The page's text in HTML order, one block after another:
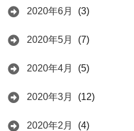
2020年6月 (3)
2020年5月 (7)
2020年4月 (5)
2020年3月 (12)
2020年2月 (4)